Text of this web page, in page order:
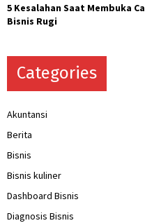
5 Kesalahan Saat Membuka
Bisnis Rugi
Categories
Akuntansi
Berita
Bisnis
Bisnis kuliner
Dashboard Bisnis
Diagnosis Bisnis